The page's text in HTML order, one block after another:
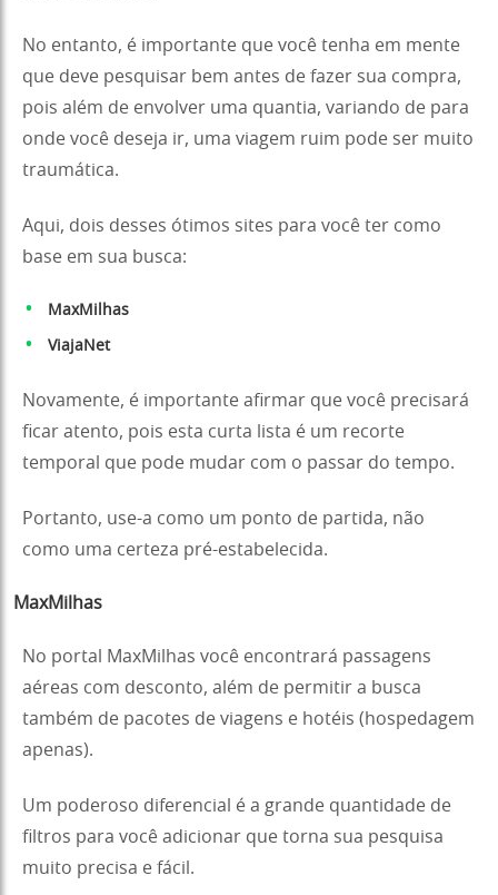
No entanto, é importante que você tenha em mente
que deve pesquisar bem antes de fazer sua compra,
pois além de envolver uma quantia, variando de para
onde você deseja ir, uma viagem ruim pode ser muito
traumática.
Aqui, dois desses ótimos sites para você ter como
base em sua busca:
MaxMilhas
ViajaNet
Novamente, é importante afirmar que você precisará
ficar atento, pois esta curta lista é um recorte
temporal que pode mudar com o passar do tempo.
Portanto, use-a como um ponto de partida, não
como uma certeza pré-estabelecida.
MaxMilhas
No portal MaxMilhas você encontrará passagens
aéreas com desconto, além de permitir a busca
também de pacotes de viagens e hotéis (hospedagem
apenas).
Um poderoso diferencial é a grande quantidade de
filtros para você adicionar que torna sua pesquisa
muito precisa e fácil.